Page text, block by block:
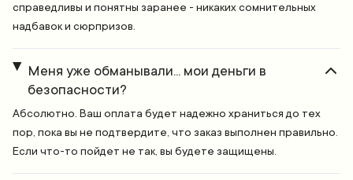
справедливы и понятны заранее - никаких сомнительных
надбавок и сюрпризов.
Меня уже обманывали... мои деньги в
безопасности?
Абсолютно. Ваш оплата будет надежно храниться до тех
пор, пока вы не подтвердите, что заказ выполнен правильно.
Если что-то пойдет не так, вы будете защищены.